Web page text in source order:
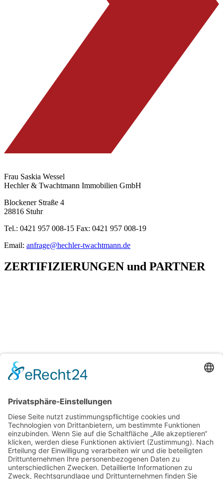
Frau Saskia Wessel
Hechler & Twachtmann Immobilien GmbH
Blockener Straße 4
28816 Stuhr
Tel.: 0421 957 008-15 Fax: 0421 957 008-19
Email: anfrage@hechler-twachtmann.de
ZERTIFIZIERUNGEN und PARTNER
Hechler & Twachtmann Immobilien GmbH
Geschäftsführer: Tobias Gazzo
Blockener Str. 4
28816 Stuhr
Schwachhauser Heerstr. 18
28209 Bremen